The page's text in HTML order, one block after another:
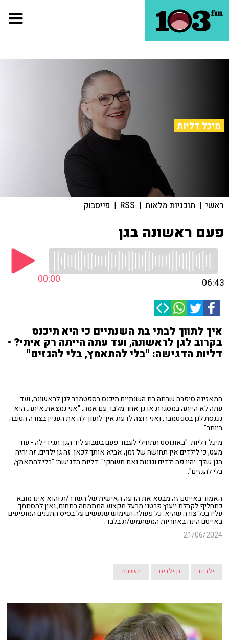
מיכל דליות
ראשי | תוכניות מלאות |
RSS
| פייסבוק
פעם ראשונה בגן
00:00 06:43
איך לתווך לבתי בת השנתיים כי היא תיכנס
בקרוב לגן לראשונה, ועד עתה הייתה רק איתי? •
דליות הדגישה: "בלי להתאמץ, בלי להגזים"
המאזינה סיפרה שבתה בת השנתיים תיכנס בספטמבר לגן לראשונה, ועד
עתה לא הייתה במסגרת או גן אחר מלבד עם אמה: "אני נמצאת איתה. היא
נכנסת לגן בספטמבר, ואני רוצה לדעת איך לתווך לה את העניין בצורה הטובה
ביותר".
מיכל דליות: "באוגוסט תתחילי לעבור פעם בשבוע ליד הגן. תגידי לה - עוד
מעט, כי לילדים אין תחושה של זמן, אביא אותך לכאן. זה גן ילדים. זה יהיה
הגן שלך. יהיו פה ילדים וגננות ואת תשחקי". דליות הדגישה: "בלי להתאמץ,
בלי להגזים".
האמור באייטם זה מבטא את הדעה האישית של השדר/ת והוא אינו מובא
כתחליף לקבלת ייעוץ פרטני מבעל מקצוע המתמחה בתחום, ואין להסתמך
עליו בכל צורה שהיא. כל פעולה ושימוש שנעשים על בסיס התכנים המופיעים
באייטם הינה באחריות המשתמש/ת בלבד.
21/06/2024
ילדים גן ילדים חששות